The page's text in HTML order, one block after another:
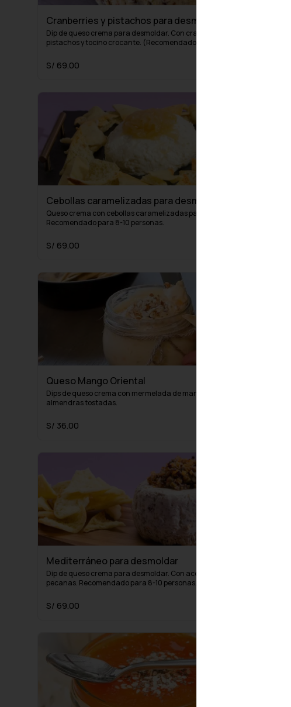
Cranberries y pistachos para desmoldar
Dip de queso crema para desmoldar. Con cranberries,
pistachos y tocino crocante. (Recomendado para 8-10
S/ 69.00
Cebollas caramelizadas para desmoldar
Queso crema con cebollas caramelizadas para desmoldar.
Recomendado para 8-10 personas.
S/ 69.00
Queso Mango Oriental
Dips de queso crema con mermelada de mango coronado con
almendras tostadas.
S/ 36.00
Mediterráneo para desmoldar
Dip de queso crema para desmoldar. Con aceitunas, pasas y
pecanas. Recomendado para 8-10 personas.
S/ 69.00